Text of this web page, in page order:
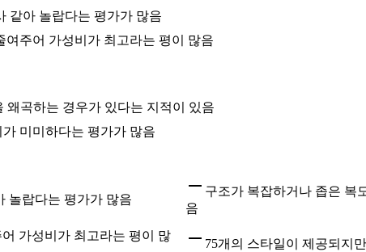
같아 놀랍다는 평가가 많음
주어 가성비가 최고라는 평이 많음
곡하는 경우가 있다는 지적이 있음
미미하다는 평가가 많음
놀랍다는 평가가 많음
구조가 복잡하거나 좁은 복
음
가성비가 최고라는 평이 많
75개의 스타일이 제공되지